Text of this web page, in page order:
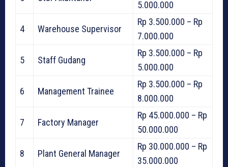
5.000.000
4 Warehouse Supervisor
Rp 3.500.000 – Rp
7.000.000
5 Staff Gudang
Rp 3.500.000 – Rp
5.000.000
6 Management Trainee
Rp 3.500.000 – Rp
8.000.000
7 Factory Manager
Rp 45.000.000 – Rp
50.000.000
8 Plant General Manager
Rp 30.000.000 – Rp
35.000.000